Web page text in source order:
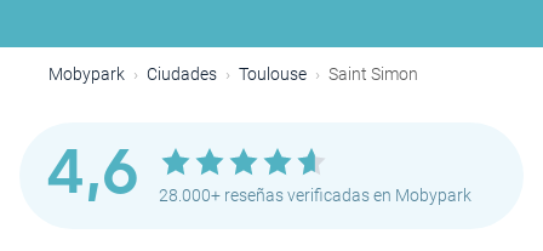
Mobypark Ciudades Toulouse Saint Simon
4,6 28.000+ reseñas verificadas en Mobypark